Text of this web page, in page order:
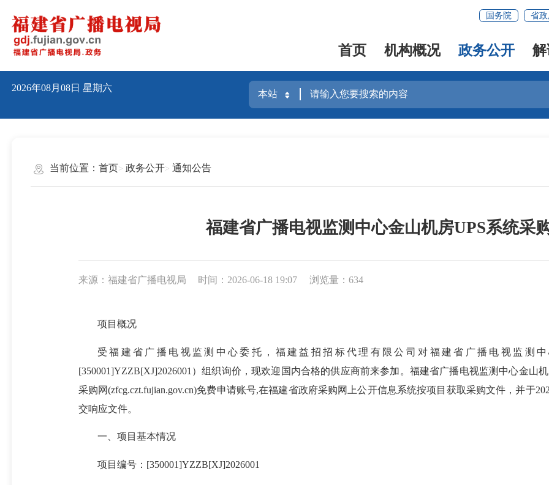
国务院 省
首页 机构概况 政务公开
2026年08月08日 星期六
当前位置： 首页 政务公开 通知公告
福建省广播电视监测中心金山机房UPS系统采
来源：福建省广播电视局 时间：2026-06-18 19:07 浏览量：634
项目概况
受福建省广播电视监测中心委托，福建益招招标代理有限公司对福建省广播电视监测中
[350001]YZZB[XJ]2026001）组织询价，现欢迎国内合格的供应商前来参加。福建省广播电视监测中心金山
采购网(zfcg.czt.fujian.gov.cn)免费申请账号,在福建省政府采购网上公开信息系统按项目获取采购文件，并于
交响应文件。
一、项目基本情况
项目编号：[350001]YZZB[XJ]2026001